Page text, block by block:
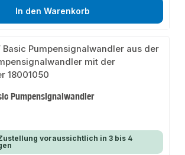
In den Warenkorb
Pumpensignalwandler
voraussichtlich in 3 bis 4